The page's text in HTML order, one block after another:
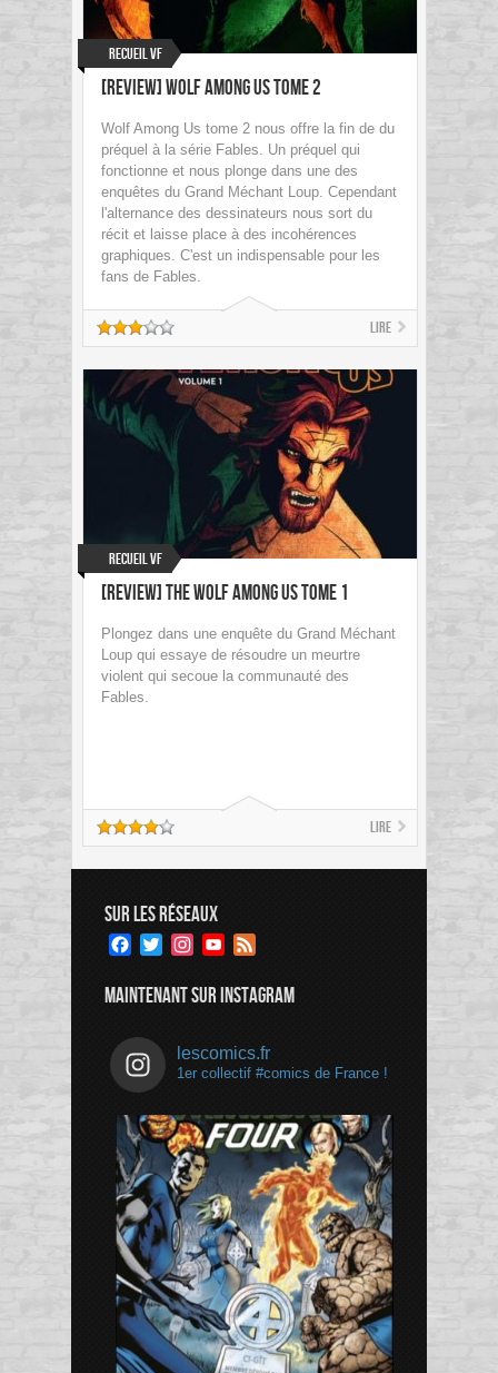
Recueil VF
[Review] Wolf Among Us Tome 2
Wolf Among Us tome 2 nous offre la fin de du
préquel à la série Fables. Un préquel qui
fonctionne et nous plonge dans une des
enquêtes du Grand Méchant Loup. Cependant
l'alternance des dessinateurs nous sort du
récit et laisse place à des incohérences
graphiques. C'est un indispensable pour les
fans de Fables.
Lire
Recueil VF
[Review] The Wolf Among Us tome 1
Plongez dans une enquête du Grand Méchant
Loup qui essaye de résoudre un meurtre
violent qui secoue la communauté des
Fables.
Lire
SUR LES RÉSEAUX
Facebook
TwitterInstagramYouTube
MAINTENANT SUR INSTAGRAM
lescomics.fr
1er collectif #comics de France !